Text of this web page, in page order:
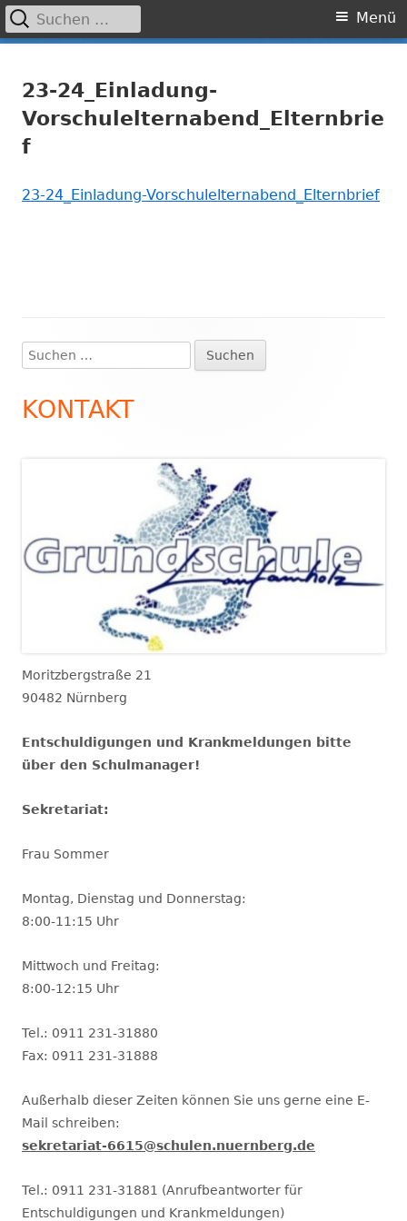
zum
Primäres
Menü
Suchen
nach:
23-24_Einladung-
Vorschulelternabend_Elternbrie
f
23-24_Einladung-Vorschulelternabend_Elternbrief
Haupt-
Seitenleiste
Suchen
nach:
KONTAKT
Moritzbergstraße 21
90482 Nürnberg
Entschuldigungen und Krankmeldungen bitte
über den Schulmanager!
Sekretariat:
Frau Sommer
Montag, Dienstag und Donnerstag:
8:00-11:15 Uhr
Mittwoch und Freitag:
8:00-12:15 Uhr
Tel.: 0911 231-31880
Fax: 0911 231-31888
Außerhalb dieser Zeiten können Sie uns gerne eine E-
Mail schreiben:
sekretariat-6615@schulen.nuernberg.de
Tel.: 0911 231-31881 (Anrufbeantworter für
Entschuldigungen und Krankmeldungen)